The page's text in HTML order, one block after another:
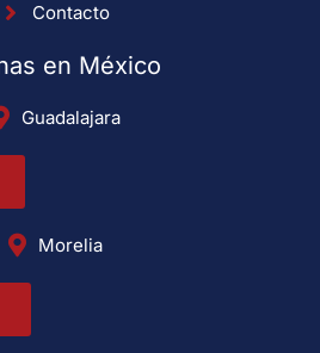
Contacto
en México
Guadalajara
Morelia